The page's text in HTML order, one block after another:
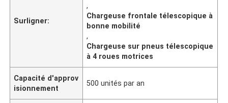
Surligner:
,
Chargeuse frontale télescopique à
bonne mobilité
,
Chargeuse sur pneus télescopique
à 4 roues motrices
Capacité d'approv
isionnement
500 unités par an